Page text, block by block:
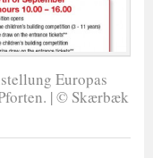
Europas
| © Skærbæk